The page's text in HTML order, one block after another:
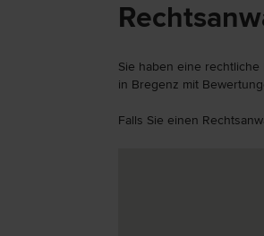
Sie haben eine
in Bregenz mit
Falls Sie einen